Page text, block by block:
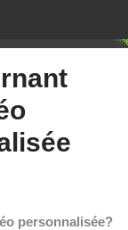
personnalisée?